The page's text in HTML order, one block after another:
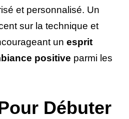
et personnalisé. Un
sur la technique et
un esprit
positive parmi les
Débuter